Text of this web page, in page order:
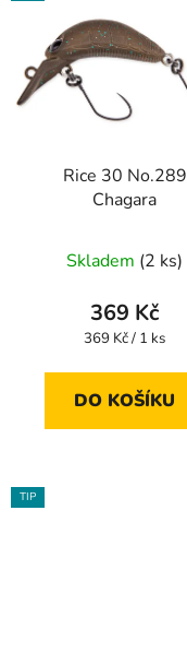
Rice 30 No.289
Chagara
Skladem (2 ks)
369 Kč
Měrná
369 Kč / 1 ks
DO KOŠÍKU
TIP